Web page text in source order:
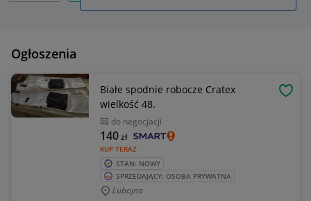
Ogłoszenia
Białe spodnie robocze Cratex
wielkość 48.
do negocjacji
KUP TERAZ
140zł
STAN: NOWY
SPRZEDAJĄCY: OSOBA PRYWATNA
Lubojna